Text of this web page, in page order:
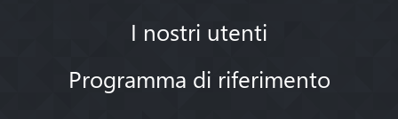
I nostri utenti
Programma di riferimento